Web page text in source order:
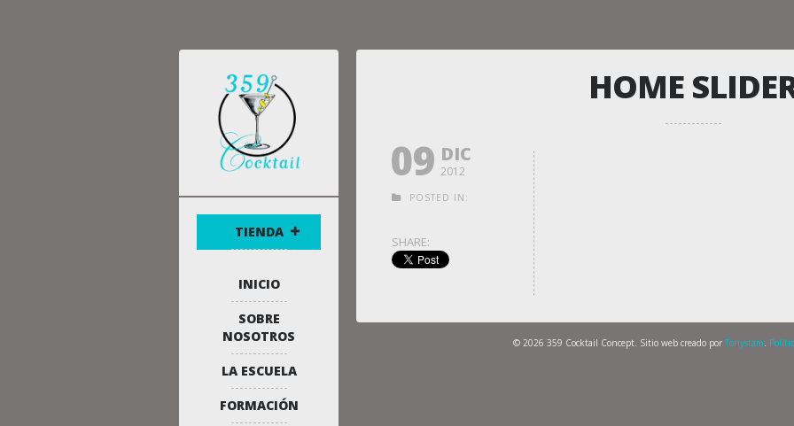
TIENDA
INICIO
SOBRE
NOSOTROS
LA ESCUELA
FORMACIÓN
HOME
09 DIC
2012
POSTED IN:
SHARE:
© 2026 359 Cocktail Concept. Sitio web creado por Tonystam.